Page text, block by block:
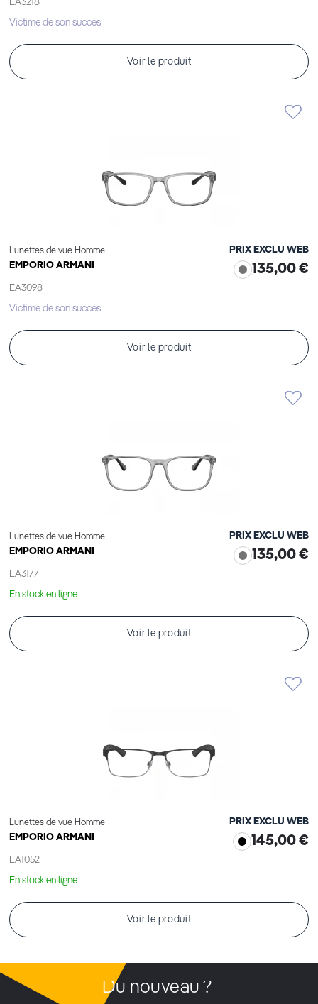
EA3218
Victime de son succès
Voir le produit
Lunettes de vue Homme
EMPORIO ARMANI
EA3098
PRIX EXCLU WEB
135,00 €
Victime de son succès
Voir le produit
Lunettes de vue Homme
EMPORIO ARMANI
EA3177
PRIX EXCLU WEB
135,00 €
En stock en ligne
Voir le produit
Lunettes de vue Homme
EMPORIO ARMANI
EA1052
PRIX EXCLU WEB
145,00 €
En stock en ligne
Voir le produit
Du nouveau ?